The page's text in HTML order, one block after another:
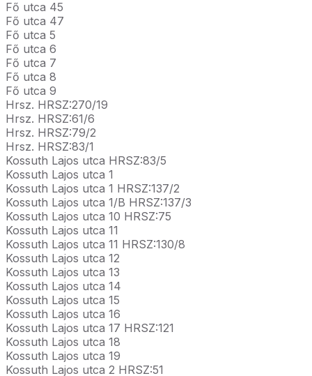
Fő utca 45
Fő utca 47
Fő utca 5
Fő utca 6
Fő utca 7
Fő utca 8
Fő utca 9
Hrsz. HRSZ:270/19
Hrsz. HRSZ:61/6
Hrsz. HRSZ:79/2
Hrsz. HRSZ:83/1
Kossuth Lajos utca HRSZ:83/5
Kossuth Lajos utca 1
Kossuth Lajos utca 1 HRSZ:137/2
Kossuth Lajos utca 1/B HRSZ:137/3
Kossuth Lajos utca 10 HRSZ:75
Kossuth Lajos utca 11
Kossuth Lajos utca 11 HRSZ:130/8
Kossuth Lajos utca 12
Kossuth Lajos utca 13
Kossuth Lajos utca 14
Kossuth Lajos utca 15
Kossuth Lajos utca 16
Kossuth Lajos utca 17 HRSZ:121
Kossuth Lajos utca 18
Kossuth Lajos utca 19
Kossuth Lajos utca 2 HRSZ:51